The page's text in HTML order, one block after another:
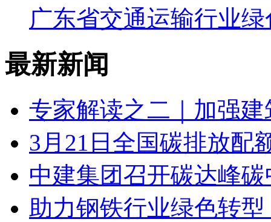
广东省交通运输行业
最新新闻
专家解读之二｜加强
3月21日全国碳排放配
中建集团召开碳达峰
助力钢铁行业绿色转